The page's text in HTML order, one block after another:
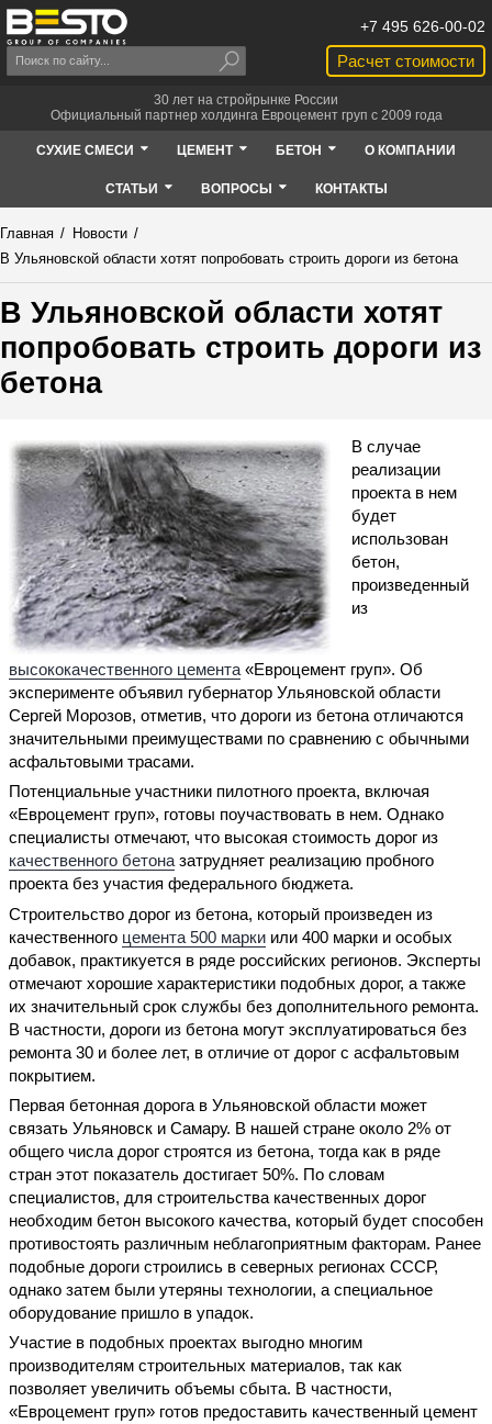
Расчет стоимости
+7 495 626-00-02
30 лет на стройрынке России
Официальный партнер холдинга Евроцемент груп с 2009 года
СУХИЕ СМЕСИ ЦЕМЕНТ БЕТОН О КОМПАНИИ
СТАТЬИ ВОПРОСЫ КОНТАКТЫ
Главная / Новости /
В Ульяновской области хотят попробовать строить дороги из бетона
В Ульяновской области хотят
попробовать строить дороги из
бетона
В случае
реализации
проекта в нем
будет
использован
бетон,
произведенный
из
высококачественного цемента «Евроцемент груп». Об
эксперименте объявил губернатор Ульяновской области
Сергей Морозов, отметив, что дороги из бетона отличаются
значительными преимуществами по сравнению с обычными
асфальтовыми трасами.
Потенциальные участники пилотного проекта, включая
«Евроцемент груп», готовы поучаствовать в нем. Однако
специалисты отмечают, что высокая стоимость дорог из
качественного бетона затрудняет реализацию пробного
проекта без участия федерального бюджета.
Строительство дорог из бетона, который произведен из
качественного цемента 500 марки или 400 марки и особых
добавок, практикуется в ряде российских регионов. Эксперты
отмечают хорошие характеристики подобных дорог, а также
их значительный срок службы без дополнительного ремонта.
В частности, дороги из бетона могут эксплуатироваться без
ремонта 30 и более лет, в отличие от дорог с асфальтовым
покрытием.
Первая бетонная дорога в Ульяновской области может
связать Ульяновск и Самару. В нашей стране около 2% от
общего числа дорог строятся из бетона, тогда как в ряде
стран этот показатель достигает 50%. По словам
специалистов, для строительства качественных дорог
необходим бетон высокого качества, который будет способен
противостоять различным неблагоприятным факторам. Ранее
подобные дороги строились в северных регионах СССР,
однако затем были утеряны технологии, а специальное
оборудование пришло в упадок.
Участие в подобных проектах выгодно многим
производителям строительных материалов, так как
позволяет увеличить объемы сбыта. В частности,
«Евроцемент груп» готов предоставить качественный цемент